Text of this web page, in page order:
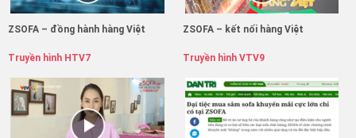
ZSOFA – đồng hành hàng Việt
Truyền hình HTV7
ZSOFA – kết nối hàng Việt
Truyền hình VTV9